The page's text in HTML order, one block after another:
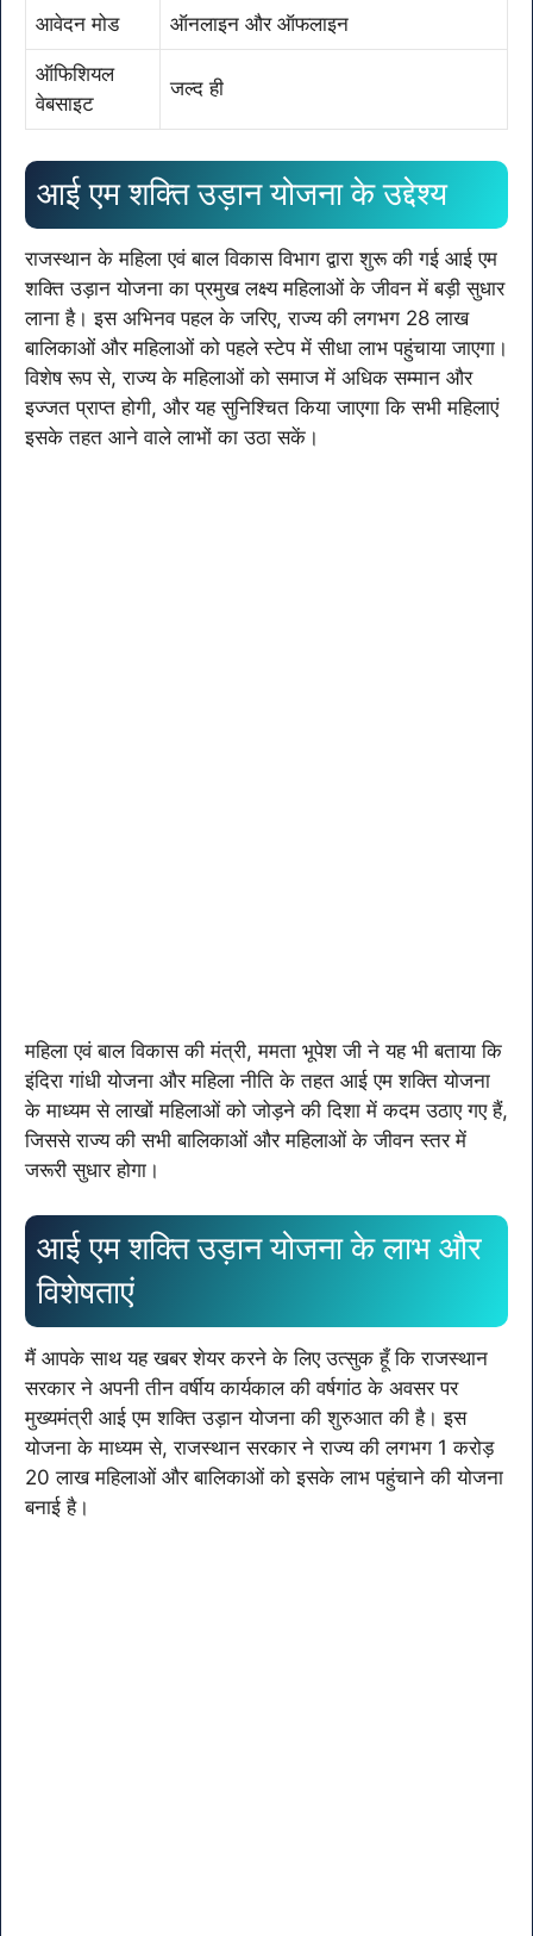
आवेदन मोड ऑनलाइन और ऑफलाइन
ऑफिशियल
वेबसाइट
जल्द ही
आई एम शक्ति उड़ान योजना के उद्देश्य
राजस्थान के महिला एवं बाल विकास विभाग द्वारा शुरू की गई आई एम
शक्ति उड़ान योजना का प्रमुख लक्ष्य महिलाओं के जीवन में बड़ी सुधार
लाना है। इस अभिनव पहल के जरिए, राज्य की लगभग 28 लाख
बालिकाओं और महिलाओं को पहले स्टेप में सीधा लाभ पहुंचाया जाएगा।
विशेष रूप से, राज्य के महिलाओं को समाज में अधिक सम्मान और
इज्जत प्राप्त होगी, और यह सुनिश्चित किया जाएगा कि सभी महिलाएं
इसके तहत आने वाले लाभों का उठा सकें।
महिला एवं बाल विकास की मंत्री, ममता भूपेश जी ने यह भी बताया कि
इंदिरा गांधी योजना और महिला नीति के तहत आई एम शक्ति योजना
के माध्यम से लाखों महिलाओं को जोड़ने की दिशा में कदम उठाए गए हैं,
जिससे राज्य की सभी बालिकाओं और महिलाओं के जीवन स्तर में
जरूरी सुधार होगा।
आई एम शक्ति उड़ान योजना के लाभ और
विशेषताएं
मैं आपके साथ यह खबर शेयर करने के लिए उत्सुक हूँ कि राजस्थान
सरकार ने अपनी तीन वर्षीय कार्यकाल की वर्षगांठ के अवसर पर
मुख्यमंत्री आई एम शक्ति उड़ान योजना की शुरुआत की है। इस
योजना के माध्यम से, राजस्थान सरकार ने राज्य की लगभग 1 करोड़
20 लाख महिलाओं और बालिकाओं को इसके लाभ पहुंचाने की योजना
बनाई है।